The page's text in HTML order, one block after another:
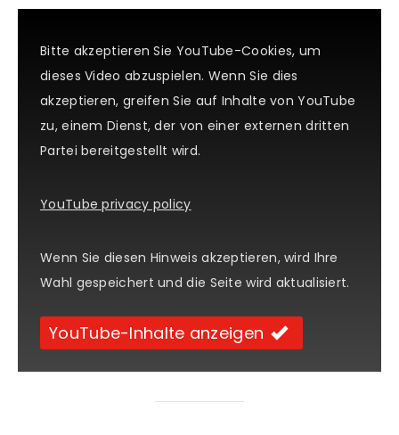
Bitte akzeptieren Sie YouTube-Cookies, um
dieses Video abzuspielen. Wenn Sie dies
akzeptieren, greifen Sie auf Inhalte von YouTube
zu, einem Dienst, der von einer externen dritten
Partei bereitgestellt wird.
YouTube privacy policy
Wenn Sie diesen Hinweis akzeptieren, wird Ihre
Wahl gespeichert und die Seite wird aktualisiert.
YouTube-Inhalte anzeigen